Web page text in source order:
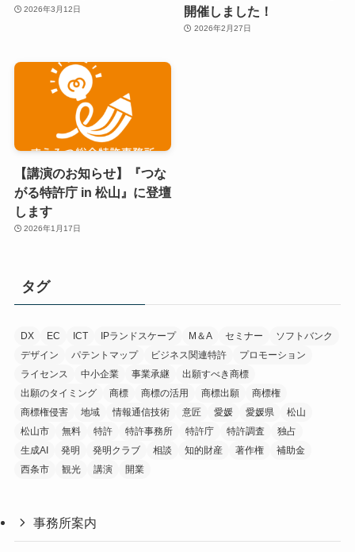
2026年3月12日
開催しました！
2026年2月27日
【講演のお知らせ】『つな
がる特許庁 in 松山』に登壇
します
2026年1月17日
タグ
DX EC ICT IPランドスケープ M＆A セミナー
ソフトバンク
デザイン
パテントマップ ビジネス関連特許
プロモーション
ライセンス
中小企業 事業承継
出願すべき商標
出願のタイミング
商標 商標の活用 商標出願
商標権
商標権侵害
地域 情報通信技術 意匠 愛媛 愛媛県
松山
松山市
無料 特許 特許事務所 特許庁 特許調査
独占
生成AI
発明 発明クラブ 相談 知的財産 著作権
補助金
西条市
観光 講演 開業
事務所案内